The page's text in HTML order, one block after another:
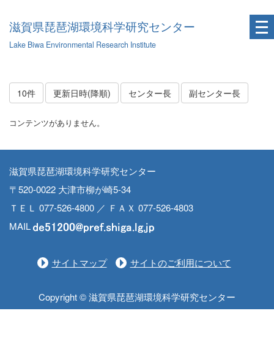
滋賀県琵琶湖環境科学研究センター
Lake Biwa Environmental Research Institute
10件 更新日時(降順) センター長 副センター長
コンテンツがありません。
滋賀県琵琶湖環境科学研究センター
〒520-0022 大津市柳が崎5-34
ＴＥＬ 077-526-4800 ／ ＦＡＸ 077-526-4803
MAIL
サイトマップ サイトのご利用について
Copyright © 滋賀県琵琶湖環境科学研究センター